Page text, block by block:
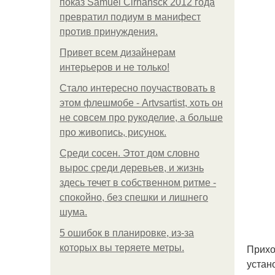
показ Samuel Cirnansck 2012 года
превратил подиум в манифест
против принуждения.
Привет всем дизайнерам
интерьеров и не только!
Стало интересно поучаствовать в
этом флешмобе - Artvsartist, хоть он
не совсем про рукоделие, а больше
про живопись, рисунок.
Среди сосен. Этот дом словно
вырос среди деревьев, и жизнь
здесь течет в собственном ритме -
спокойно, без спешки и лишнего
шума.
5 ошибок в планировке, из-за
которых вы теряете метры.